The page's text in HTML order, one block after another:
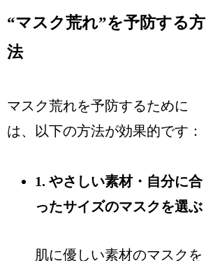
“マスク荒れ”を予防する方
法
マスク荒れを予防するために
は、以下の方法が効果的です：
1. やさしい素材・自分に合
ったサイズのマスクを選ぶ
肌に優しい素材のマスクを